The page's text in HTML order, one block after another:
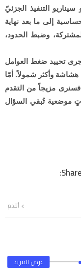
التنفيذ الجزئيّ
إلى ما بعد نهاية
وضبط الحدود،
تحييد ضغط العوامل
هشاشة وأكثر شمولاً. أمّا
فسنرى مزيجاً من التقدم
موضعية تُبقي السؤال
أقدم
عرض المزيد